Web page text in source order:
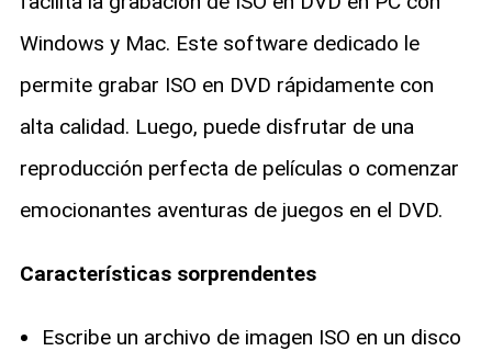
Windows y Mac. Este software dedicado le
permite grabar ISO en DVD rápidamente con
alta calidad. Luego, puede disfrutar de una
reproducción perfecta de películas o comenzar
emocionantes aventuras de juegos en el DVD.
Características sorprendentes
Escribe un archivo de imagen ISO en un disco